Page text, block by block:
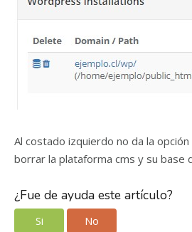
Al costado izquierdo no da la
borrar la plataforma cms y su base
¿Fue de ayuda este artículo?
Si No